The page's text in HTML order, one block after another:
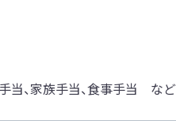
当、家族手当、食事手当 など